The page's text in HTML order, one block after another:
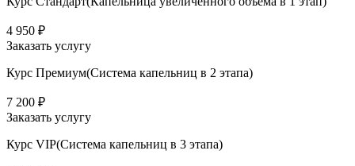
4 950 ₽
Заказать услугу
Курс Премиум(Система капельниц в 2 этапа)
7 200 ₽
Заказать услугу
Курс VIP(Система капельниц в 3 этапа)